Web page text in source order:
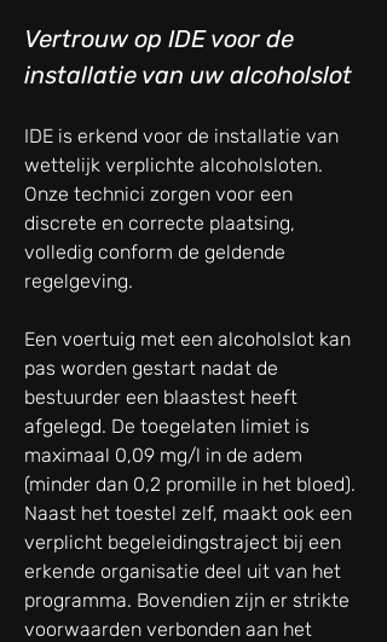
Vertrouw op IDE voor de
installatie van uw alcoholslot
IDE is erkend voor de installatie van
wettelijk verplichte alcoholsloten.
Onze technici zorgen voor een
discrete en correcte plaatsing,
volledig conform de geldende
regelgeving.
Een voertuig met een alcoholslot kan
pas worden gestart nadat de
bestuurder een blaastest heeft
afgelegd. De toegelaten limiet is
maximaal 0,09 mg/l in de adem
(minder dan 0,2 promille in het bloed).
Naast het toestel zelf, maakt ook een
verplicht begeleidingstraject bij een
erkende organisatie deel uit van het
programma. Bovendien zijn er strikte
voorwaarden verbonden aan het